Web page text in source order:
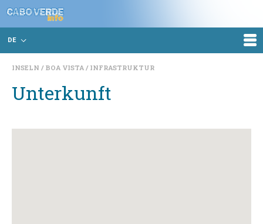
DE
INSELN BOA VISTA INFRASTRUKTUR
Unterkunft